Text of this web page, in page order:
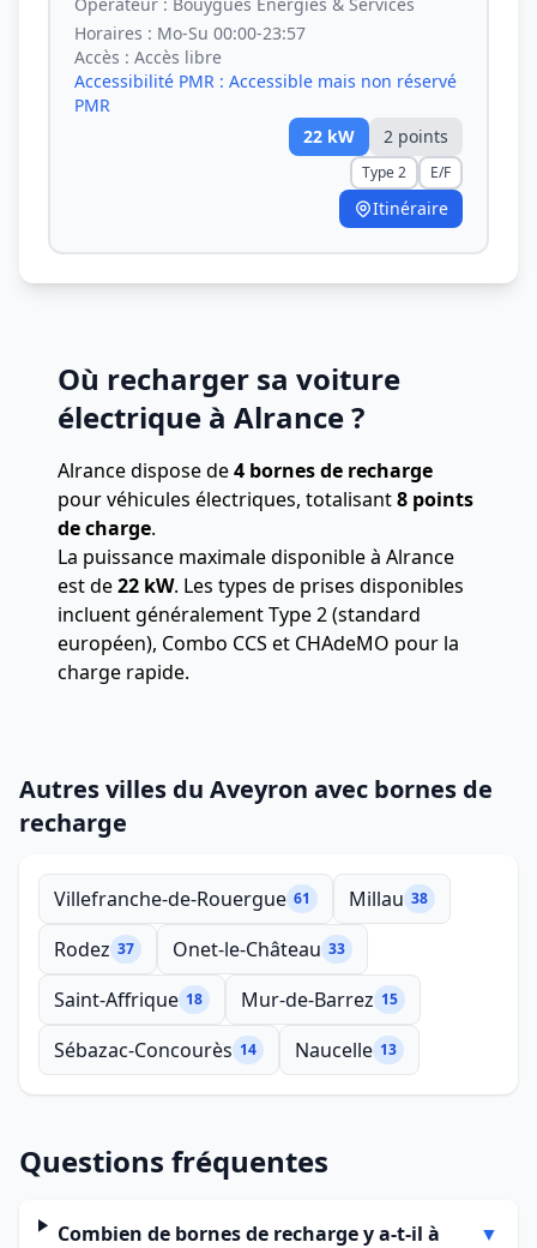
Horaires : Mo-Su 00:00-23:57
Accès : Accès libre
Accessibilité PMR : Accessible mais non réservé
PMR
22 kW 2 points
Type 2 E/F
Itinéraire
Où recharger sa voiture
électrique à Alrance ?
Alrance dispose de4 bornes de recharge
pour véhicules électriques, totalisant8 points
de charge.
La puissance maximale disponible à Alrance
est de22 kW. Les types de prises disponibles
incluent généralement Type 2 (standard
européen), Combo CCS et CHAdeMO pour la
charge rapide.
Autres villes du Aveyron avec bornes de
recharge
Villefranche-de-Rouergue 61 Millau 38
Rodez 37 Onet-le-Château 33
Saint-Affrique 18 Mur-de-Barrez 15
Sébazac-Concourès 14 Naucelle 13
Questions fréquentes
Combien de bornes de recharge y a-t-il à
▼